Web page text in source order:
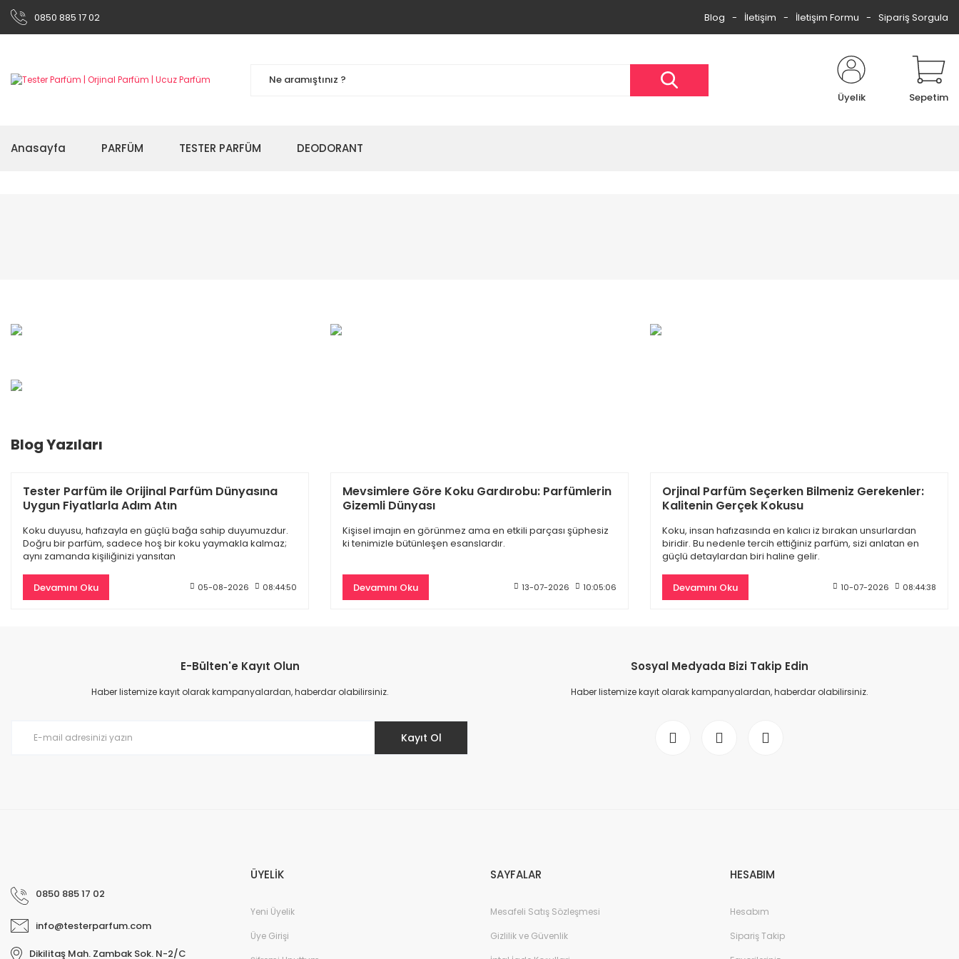
0850 885 17 02 Blog İletişim İletişim Formu Sipariş Sorgula
Üyelik Sepetim
Anasayfa PARFÜM TESTER PARFÜM DEODORANT
Dior Sauvage Edp Erkek Parfüm 100 Ml
4.845,00 TL 9.500,00 TL
11.330,00 TL
4.880,60 TL 10.610,00 TL
Blog Yazıları
Tester Parfüm ile Orijinal Parfüm Dünyasına
Uygun Fiyatlarla Adım Atın
Koku duyusu, hafızayla en güçlü bağa sahip duyumuzdur.
Doğru bir parfüm, sadece hoş bir koku yaymakla kalmaz;
aynı zamanda kişiliğinizi yansıtan
Devamını Oku 05-08-2026 08:44:50
Mevsimlere Göre Koku Gardırobu: Parfümlerin
Gizemli Dünyası
Kişisel imajın en görünmez ama en etkili parçası şüphesiz
ki tenimizle bütünleşen esanslardır.
Devamını Oku 13-07-2026 10:05:06
Orjinal Parfüm Seçerken Bilmeniz Gerekenler:
Kalitenin Gerçek Kokusu
Koku, insan hafızasında en kalıcı iz bırakan unsurlardan
biridir. Bu nedenle tercih ettiğiniz parfüm, sizi anlatan en
güçlü detaylardan biri haline gelir.
Devamını Oku 10-07-2026 08:44:38
E-Bülten'e Kayıt Olun
Haber listemize kayıt olarak kampanyalardan, haberdar olabilirsiniz.
Kayıt Ol
Sosyal Medyada Bizi Takip Edin
Haber listemize kayıt olarak kampanyalardan, haberdar olabilirsiniz.
0850 885 17 02
info@testerparfum.com
Dikilitaş Mah. Zambak Sok. N-2/C
ÜYELİK
Yeni Üyelik
Üye Girişi
SAYFALAR
Mesafeli Satış Sözleşmesi
Gizlilik ve Güvenlik
HESABIM
Hesabım
Sipariş Takip